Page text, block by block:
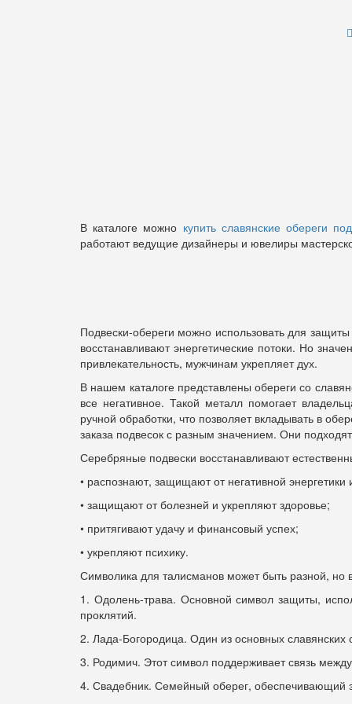
В каталоге можно купить славянские обереги
работают ведущие дизайнеры и ювелиры
Подвески-обереги можно использовать для
восстанавливают энергетические потоки. Но
привлекательность, мужчинам укрепляет дух.
В нашем каталоге представлены обереги со
все негативное. Такой металл помогает
ручной обработки, что позволяет вкладывать в
заказа подвесок с разным значением. Они
Серебряные подвески восстанавливают
• распознают, защищают от негативной энергетики
• защищают от болезней и укрепляют здоровье;
• притягивают удачу и финансовый успех;
• укрепляют психику.
Символика для талисманов может быть разной,
1. Одолень-трава. Основной символ защиты,
проклятий.
2. Лада-Богородица. Один из основных
3. Родимич. Этот символ поддерживает связь
4. Свадебник. Семейный оберег, обеспечивающий